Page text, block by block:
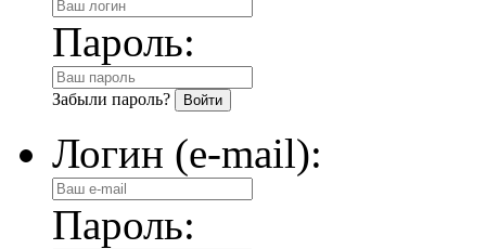
Пароль:
Забыли пароль?
Логин (e-mail):
Пароль: